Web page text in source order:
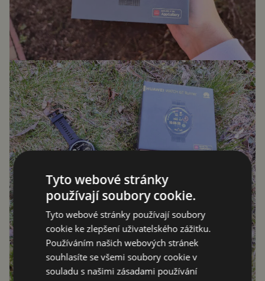
Tyto webové stránky
používají soubory cookie.
Tyto webové stránky používají soubory
cookie ke zlepšení uživatelského zážitku.
Používáním našich webových stránek
souhlasíte se všemi soubory cookie v
souladu s našimi zásadami používání